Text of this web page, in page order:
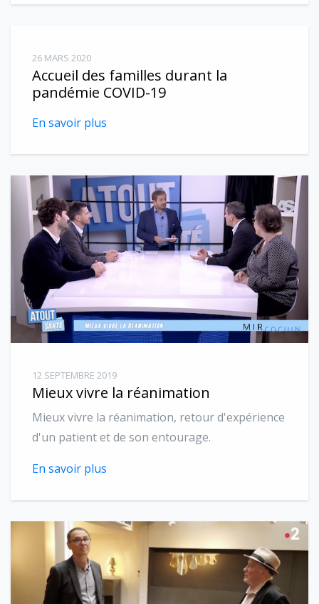
26 MARS 2020
Accueil des familles durant la
pandémie COVID-19
En savoir plus
12 SEPTEMBRE 2019
Mieux vivre la réanimation
Mieux vivre la réanimation, retour d'expérience
d'un patient et de son entourage.
En savoir plus